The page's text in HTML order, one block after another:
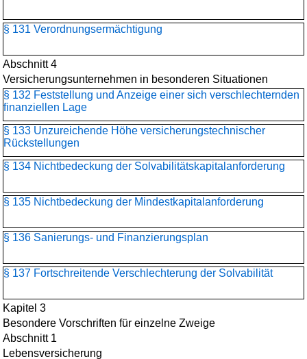
§ 131 Verordnungsermächtigung
Abschnitt 4
Versicherungsunternehmen in besonderen Situationen
§ 132 Feststellung und Anzeige einer sich verschlechternden
finanziellen Lage
§ 133 Unzureichende Höhe versicherungstechnischer
Rückstellungen
§ 134 Nichtbedeckung der Solvabilitätskapitalanforderung
§ 135 Nichtbedeckung der Mindestkapitalanforderung
§ 136 Sanierungs- und Finanzierungsplan
§ 137 Fortschreitende Verschlechterung der Solvabilität
Kapitel 3
Besondere Vorschriften für einzelne Zweige
Abschnitt 1
Lebensversicherung